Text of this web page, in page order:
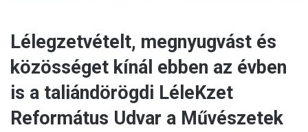
Lélegzetvételt, megnyugvást és
közösséget kínál ebben az évben
is a taliándörögdi LéleKzet
Református Udvar a Művészetek